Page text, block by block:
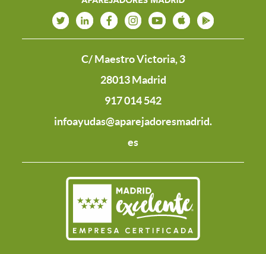
C/ Maestro Victoria, 3
28013 Madrid
917 014 542
infoayudas@aparejadoresmadrid.
es